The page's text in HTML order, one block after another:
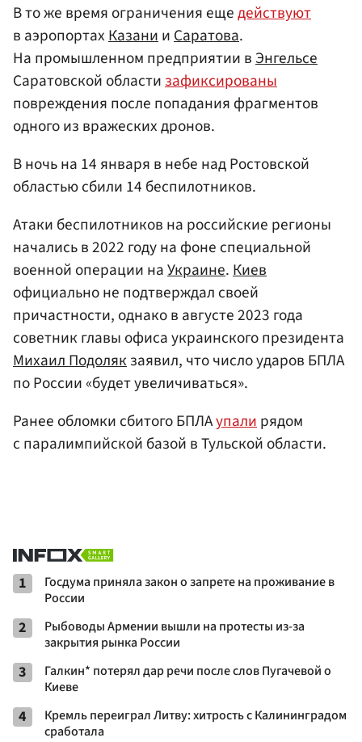
В то же время ограничения ещедействуют
в аэропортах Казани и Саратова.
На промышленном предприятии вЭнгельсе
Саратовской области зафиксированы
повреждения после попадания фрагментов
одного из вражеских дронов.
В ночь на 14 января в небе над Ростовской
областью сбили 14 беспилотников.
Атаки беспилотников на российские регионы
начались в 2022 году на фоне специальной
военной операции наУкраине.Киев
официально не подтверждал своей
причастности, однако в августе 2023 года
советник главы офиса украинского президента
Михаил Подолякзаявил, что число ударов БПЛА
по России «будет увеличиваться».
Ранее обломки сбитого БПЛАупалирядом
с паралимпийской базой в Тульской области.
1
Госдума приняла закон о запрете на проживание в
России
2
Рыбоводы Армении вышли на протесты из-за
закрытия рынка России
3
Галкин* потерял дар речи после слов Пугачевой о
Киеве
4
Кремль переиграл Литву: хитрость с Калининградом
сработала